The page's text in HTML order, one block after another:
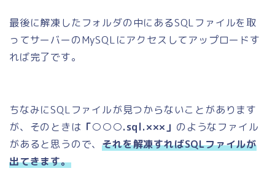
最後に解凍したフォルダの中にあるSQLファイルを取
ってサーバーのMySQLにアクセスしてアップロードす
れば完了です。
ちなみにSQLファイルが見つからないことがあります
が、そのときは 「○○○.sql.×××」 のようなファイル
があると思うので、それを解凍すればSQLファイルが
出てきます。